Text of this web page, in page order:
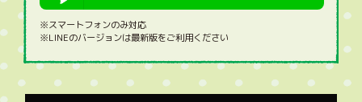
※スマートフォンのみ対応
※LINEのバージョンは最新版をご利用ください